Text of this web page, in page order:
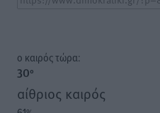
o καιρός τώρα:
30°
αίθριος καιρός